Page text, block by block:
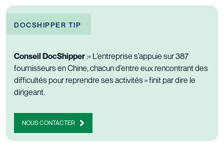
DOCSHIPPER TIP
Conseil DocShipper :« L’entreprise s’appuie sur 387
fournisseurs en Chine, chacun d’entre eux rencontrant des
difficultés pour reprendre ses activités » finit par dire le
dirigeant.
NOUS CONTACTER